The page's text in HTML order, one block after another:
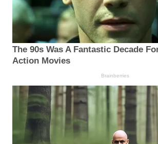
The 90s Was A Fantastic Decade
Action Movies
Brainberries